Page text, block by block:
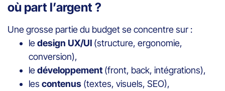
où part l’argent ?
Une grosse partie du budget se concentre sur :
ledesign UX/UI (structure, ergonomie,
conversion),
ledéveloppement (front, back, intégrations),
les contenus (textes, visuels, SEO),